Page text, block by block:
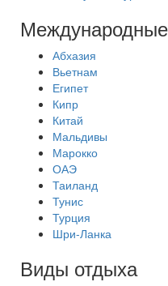
Абхазия
Вьетнам
Египет
Кипр
Китай
Мальдивы
Марокко
ОАЭ
Таиланд
Тунис
Турция
Шри-Ланка
Виды отдыха